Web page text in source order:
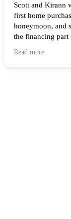
Scott and Kirann
first home
honeymoon, and
the financing part
Read more